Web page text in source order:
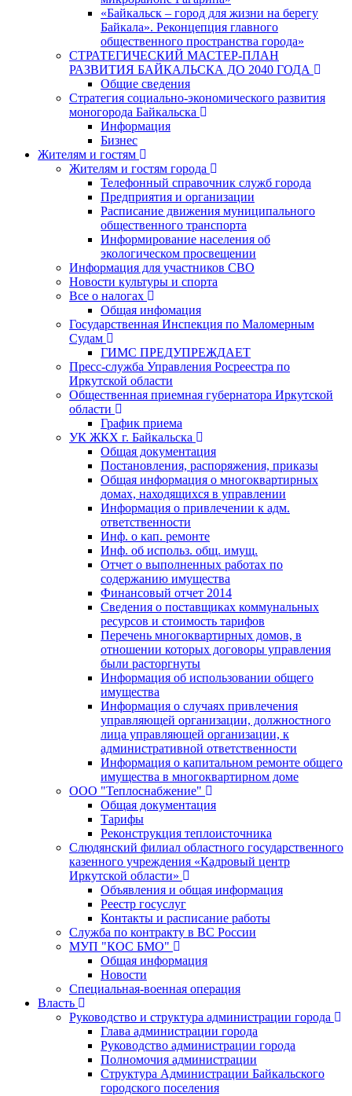
«Байкальск – город для жизни на берегу
Байкала». Реконцепция главного
общественного пространства города»
СТРАТЕГИЧЕСКИЙ МАСТЕР-ПЛАН
РАЗВИТИЯ БАЙКАЛЬСКА ДО 2040 ГОДА
Общие сведения
Стратегия социально-экономического развития
моногорода Байкальска
Информация
Бизнес
Жителям и гостям
Жителям и гостям города
Телефонный справочник служб города
Предприятия и организации
Расписание движения муниципального
общественного транспорта
Информирование населения об
экологическом просвещении
Информация для участников СВО
Новости культуры и спорта
Все о налогах
Общая инфомация
Государственная Инспекция по Маломерным
Судам
ГИМС ПРЕДУПРЕЖДАЕТ
Пресс-служба Управления Росреестра по
Иркутской области
Общественная приемная губернатора Иркутской
области
График приема
УК ЖКХ г. Байкальска
Общая документация
Постановления, распоряжения, приказы
Общая информация о многоквартирных
домах, находящихся в управлении
Информация о привлечении к адм.
ответственности
Инф. о кап. ремонте
Инф. об использ. общ. имущ.
Отчет о выполненных работах по
содержанию имущества
Финансовый отчет 2014
Сведения о поставщиках коммунальных
ресурсов и стоимость тарифов
Перечень многоквартирных домов, в
отношении которых договоры управления
были расторгнуты
Информация об использовании общего
имущества
Информация о случаях привлечения
управляющей организации, должностного
лица управляющей организации, к
административной ответственности
Информация о капитальном ремонте общего
имущества в многоквартирном доме
ООО "Теплоснабжение"
Общая документация
Тарифы
Реконструкция теплоисточника
Слюдянский филиал областного государственного
казенного учреждения «Кадровый центр
Иркутской области»
Объявления и общая информация
Реестр госуслуг
Контакты и расписание работы
Служба по контракту в ВС России
МУП "КОС БМО"
Общая информация
Новости
Специальная-военная операция
Власть
Руководство и структура администрации города
Глава администрации города
Руководство администрации города
Полномочия администрации
Структура Администрации Байкальского
городского поселения